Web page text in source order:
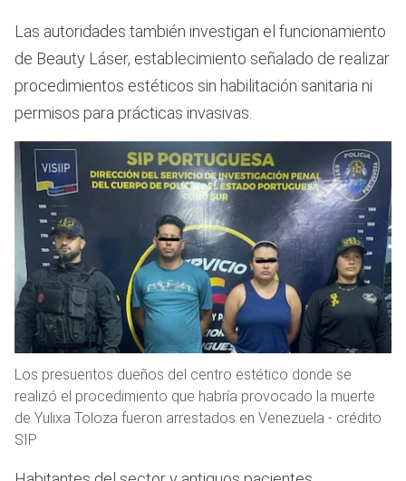
Las autoridades también investigan el funcionamiento
de Beauty Láser, establecimiento señalado de realizar
procedimientos estéticos sin habilitación sanitaria ni
permisos para prácticas invasivas.
Los presuentos dueños del centro estético donde se
realizó el procedimiento que habría provocado la muerte
de Yulixa Toloza fueron arrestados en Venezuela - crédito
SIP